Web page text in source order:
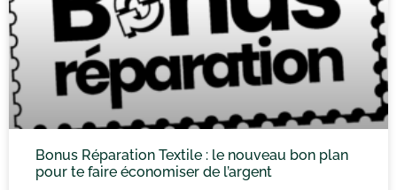
Bonus Réparation Textile : le nouveau bon plan
pour te faire économiser de l’argent